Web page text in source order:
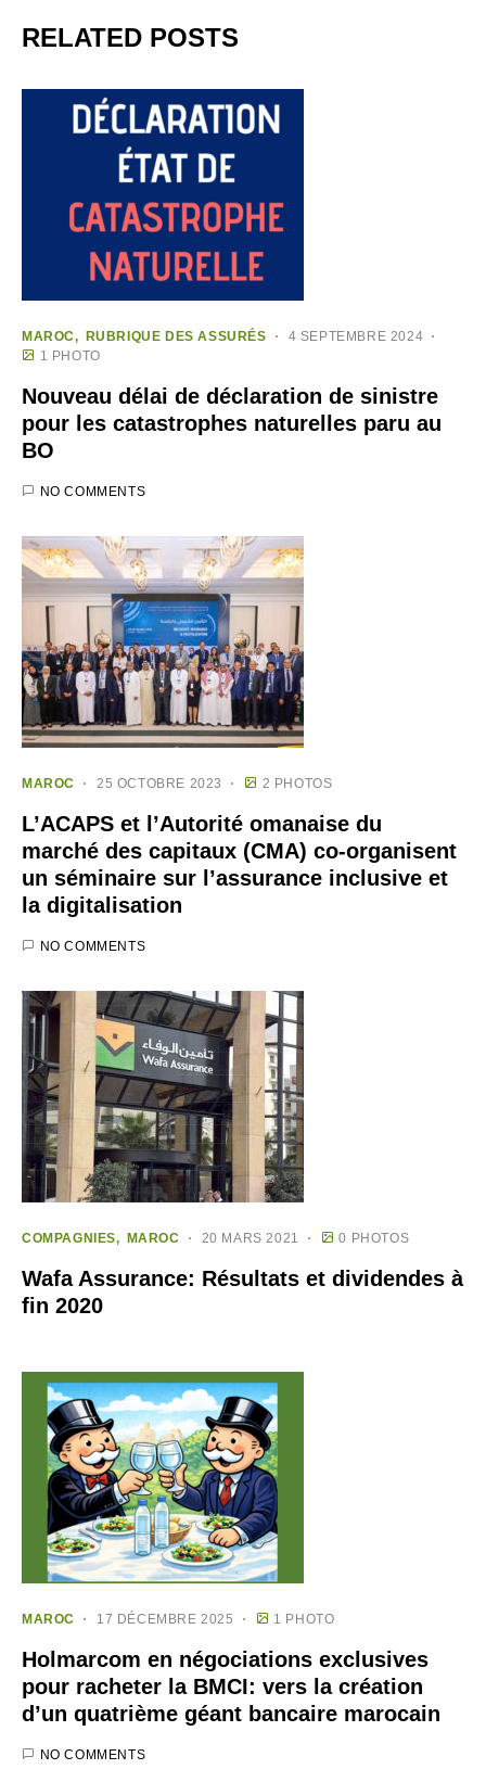
RELATED POSTS
MAROC RUBRIQUE DES ASSURÉS
4 SEPTEMBRE 2024
1 PHOTO
Nouveau délai de déclaration de sinistre
pour les catastrophes naturelles paru au
BO
NO COMMENTS
MAROC 25 OCTOBRE 2023 2 PHOTOS
L’ACAPS et l’Autorité omanaise du
marché des capitaux (CMA) co-organisent
un séminaire sur l’assurance inclusive et
la digitalisation
NO COMMENTS
COMPAGNIES MAROC 20 MARS 2021 0 PHOTOS
Wafa Assurance: Résultats et dividendes à
fin 2020
MAROC 17 DÉCEMBRE 2025 1 PHOTO
Holmarcom en négociations exclusives
pour racheter la BMCI: vers la création
d’un quatrième géant bancaire marocain
NO COMMENTS